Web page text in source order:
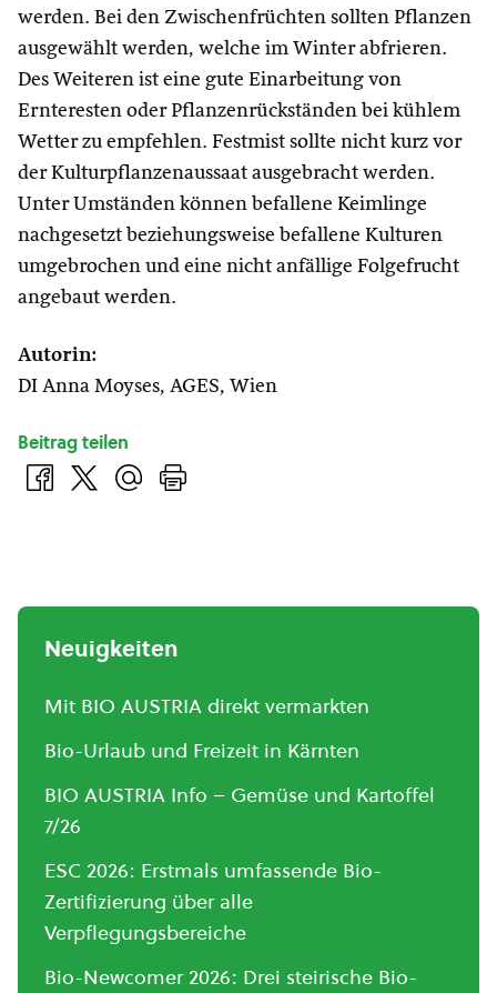
werden. Bei den Zwischenfrüchten sollten Pflanzen
ausgewählt werden, welche im Winter abfrieren.
Des Weiteren ist eine gute Einarbeitung von
Ernteresten oder Pflanzenrückständen bei kühlem
Wetter zu empfehlen. Festmist sollte nicht kurz vor
der Kulturpflanzenaussaat ausgebracht werden.
Unter Umständen können befallene Keimlinge
nachgesetzt beziehungsweise befallene Kulturen
umgebrochen und eine nicht anfällige Folgefrucht
angebaut werden.
Autorin:
DI Anna Moyses, AGES, Wien
Beitrag teilen
Neuigkeiten
Mit BIO AUSTRIA direkt vermarkten
Bio-Urlaub und Freizeit in Kärnten
BIO AUSTRIA Info – Gemüse und Kartoffel
7/26
ESC 2026: Erstmals umfassende Bio-
Zertifizierung über alle
Verpflegungsbereiche
Bio-Newcomer 2026: Drei steirische Bio-